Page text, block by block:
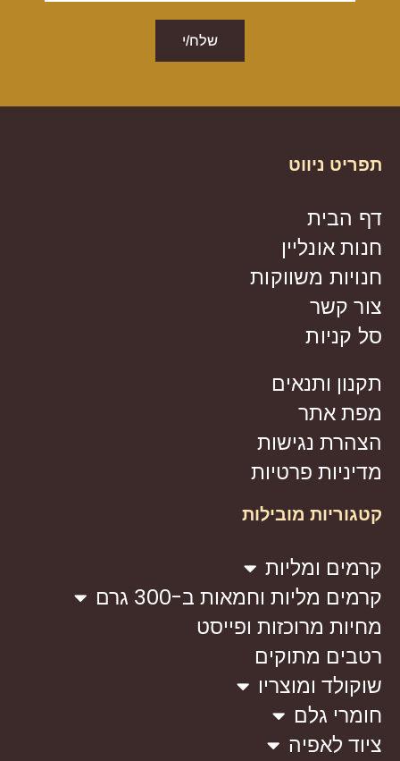
שלח/י
תפריט ניווט
דף הבית
חנות אונליין
חנויות משווקות
צור קשר
סל קניות
תקנון ותנאים
מפת אתר
הצהרת נגישות
מדיניות פרטיות
קטגוריות מובילות
קרמים ומליות
קרמים מליות וחמאות ב-300 גרם
מחיות מרוכזות ופייסט
רטבים מתוקים
שוקולד ומוצריו
חומרי גלם
ציוד לאפיה